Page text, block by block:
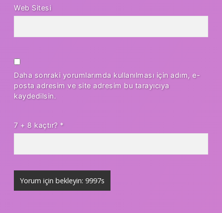
Web Sitesi
Daha sonraki yorumlarımda kullanılması için adım, e-
posta adresim ve site adresim bu tarayıcıya
kaydedilsin.
7 + 8 kaçtır? *